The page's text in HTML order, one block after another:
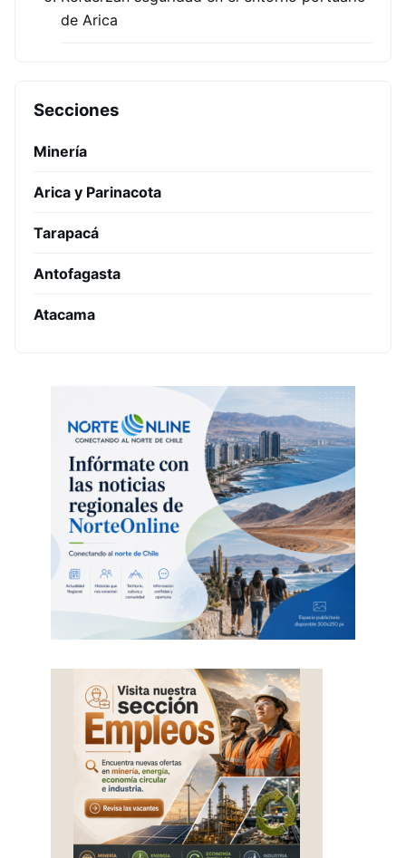
de Arica
Secciones
Minería
Arica y Parinacota
Tarapacá
Antofagasta
Atacama